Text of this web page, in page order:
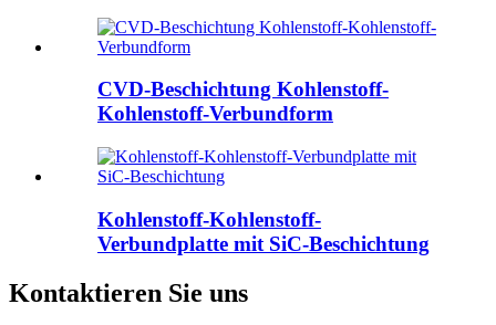
CVD-Beschichtung Kohlenstoff-
Kohlenstoff-Verbundform
Kohlenstoff-Kohlenstoff-
Verbundplatte mit SiC-Beschichtung
Kontaktieren Sie uns